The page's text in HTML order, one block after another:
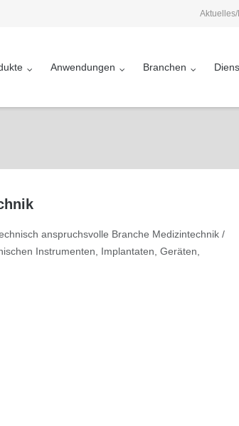
Anwendungen Branchen
anspruchsvolle Branche Medizintechnik /
Instrumenten, Implantaten, Geräten,